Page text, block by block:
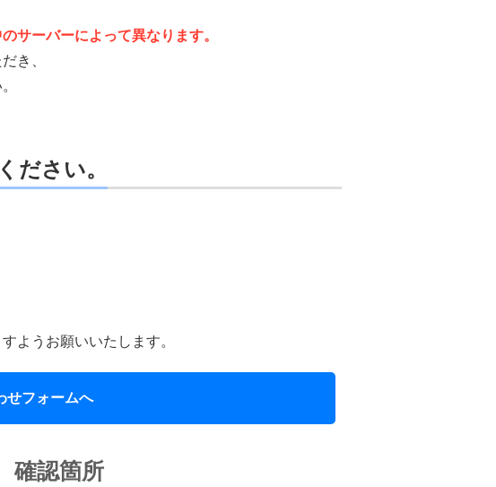
サーバーによって異なります。
き、
ださい。
ようお願いいたします。
せフォームへ
確認箇所